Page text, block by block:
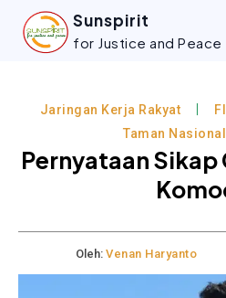
Sunspirit
for Justice and Peace
Jaringan Kerja Rakyat
Taman
Pernyataan Sikap
Oleh: Venan Haryanto